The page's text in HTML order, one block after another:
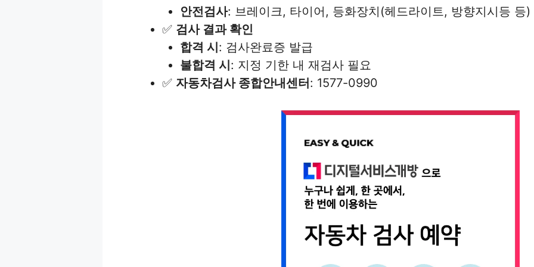
안전검사: 브레이크, 타이어, 등화장치(헤드라이트, 방향지시등 등)
✅ 검사 결과 확인
합격 시: 검사완료증 발급
불합격 시: 지정 기한 내 재검사 필요
✅ 자동차검사 종합안내센터: 1577-0990